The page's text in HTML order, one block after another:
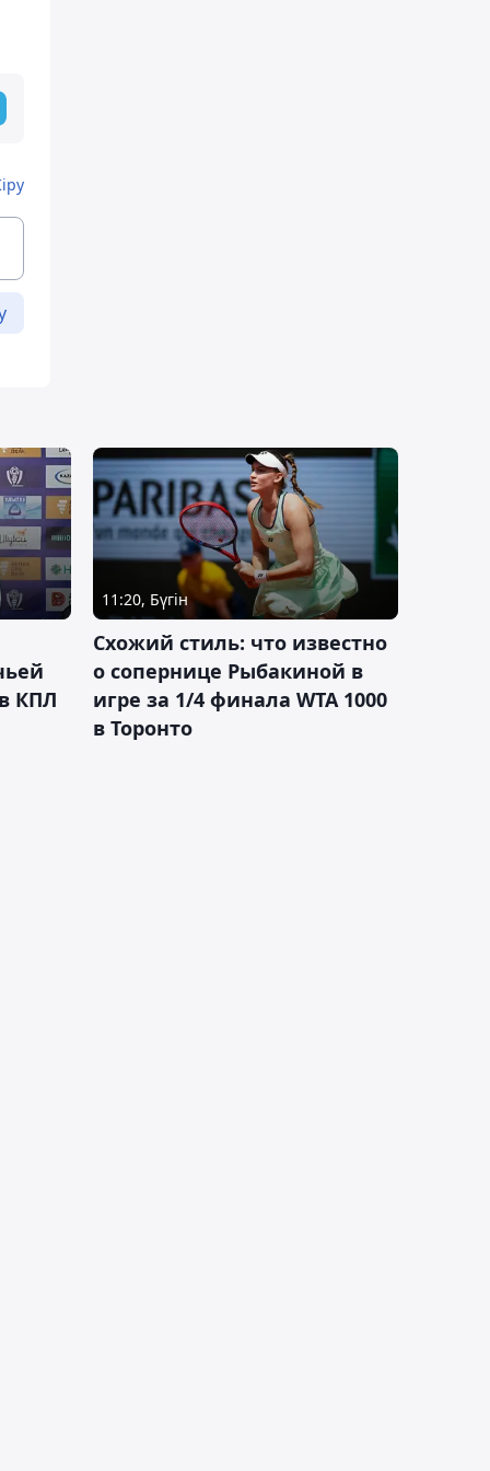
КПЛ
11:20, Бүгін
Схожий стиль: что известно
о сопернице Рыбакиной в
игре за 1/4 финала WTA 1000
в Торонто